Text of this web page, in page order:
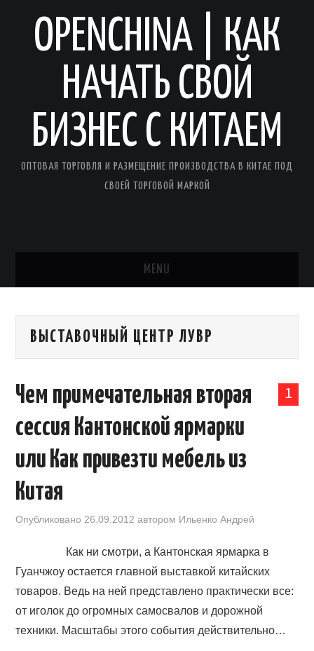
OPENCHINA | КАК
НАЧАТЬ СВОЙ
БИЗНЕС С КИТАЕМ
ОПТОВАЯ ТОРГОВЛЯ И РАЗМЕЩЕНИЕ ПРОИЗВОДСТВА В КИТАЕ ПОД
СВОЕЙ ТОРГОВОЙ МАРКОЙ
MENU
КАЛЕНДАРЬ ВЫСТАВОК В КИТАЕ
КЛУБ ИМПОРТЕРОВ
ОБУЧЕНИЕ
УСЛУГИ ПО БИЗНЕСУ С КИТАЕМ |
OPENCHINA
ТОВАРЫ ИЗ КИТАЯ
СТАТЬИ
КОНТАКТЫ
ВЫСТАВОЧНЫЙ ЦЕНТР ЛУВР
1
Чем примечательная вторая
сессия Кантонской ярмарки
или Как привезти мебель из
Китая
Опубликовано 26.09.2012 автором Ильенко Андрей
Как ни смотри, а Кантонская ярмарка в
Гуанчжоу остается главной выставкой китайских
товаров. Ведь на ней представлено практически все:
от иголок до огромных самосвалов и дорожной
техники. Масштабы этого события действительно…